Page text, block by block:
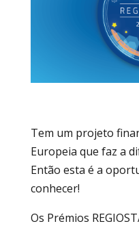
Tem um projeto
Europeia que faz a
Então esta é a
conhecer!
Os Prémios